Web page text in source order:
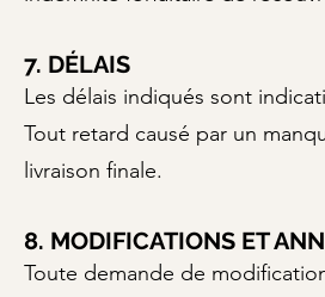
7. DÉLAIS
Les délais indiqués sont
Tout retard causé par un
livraison finale.
8. MODIFICATIONS ET
Toute demande de